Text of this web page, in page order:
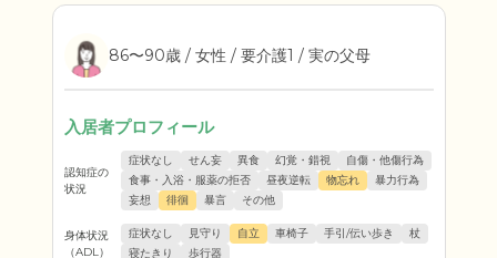
86〜90歳 / 女性 / 要介護1 / 実の父母
入居者プロフィール
認知症の
状況
症状なし せん妄 異食 幻覚・錯視
自傷・他傷行為
食事・入浴・服薬の拒否
昼夜逆転 物忘れ
暴力行為
妄想
徘徊 暴言 その他
身体状況
（ADL）
症状なし 見守り 自立 車椅子 手引/伝い歩き
杖
寝たきり
歩行器